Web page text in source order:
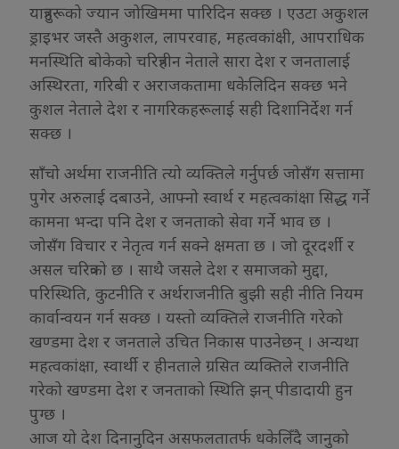
यात्रुहरूको ज्यान जोखिममा पारिदिन सक्छ । एउटा अकुशल
ड्राइभर जस्तै अकुशल, लापरवाह, महत्वकांक्षी, आपराधिक
मनस्थिति बोकेको चरित्रहीन नेताले सारा देश र जनतालाई
अस्थिरता, गरिबी र अराजकतामा धकेलिदिन सक्छ भने
कुशल नेताले देश र नागरिकहरूलाई सही दिशानिर्देश गर्न
सक्छ ।
साँचो अर्थमा राजनीति त्यो व्यक्तिले गर्नुपर्छ जोसँग सत्तामा
पुगेर अरुलाई दबाउने, आफ्नो स्वार्थ र महत्वकांक्षा सिद्ध गर्ने
कामना भन्दा पनि देश र जनताको सेवा गर्ने भाव छ ।
जोसँग विचार र नेतृत्व गर्न सक्ने क्षमता छ । जो दूरदर्शी र
असल चरित्रको छ । साथै जसले देश र समाजको मुद्दा,
परिस्थिति, कुटनीति र अर्थराजनीति बुझी सही नीति नियम
कार्वान्वयन गर्न सक्छ । यस्तो व्यक्तिले राजनीति गरेको
खण्डमा देश र जनताले उचित निकास पाउनेछन् । अन्यथा
महत्वकांक्षा, स्वार्थी र हीनताले ग्रसित व्यक्तिले राजनीति
गरेको खण्डमा देश र जनताको स्थिति झन् पीडादायी हुन
पुग्छ ।
आज यो देश दिनानुदिन असफलतातर्फ धकेलिँदै जानुको